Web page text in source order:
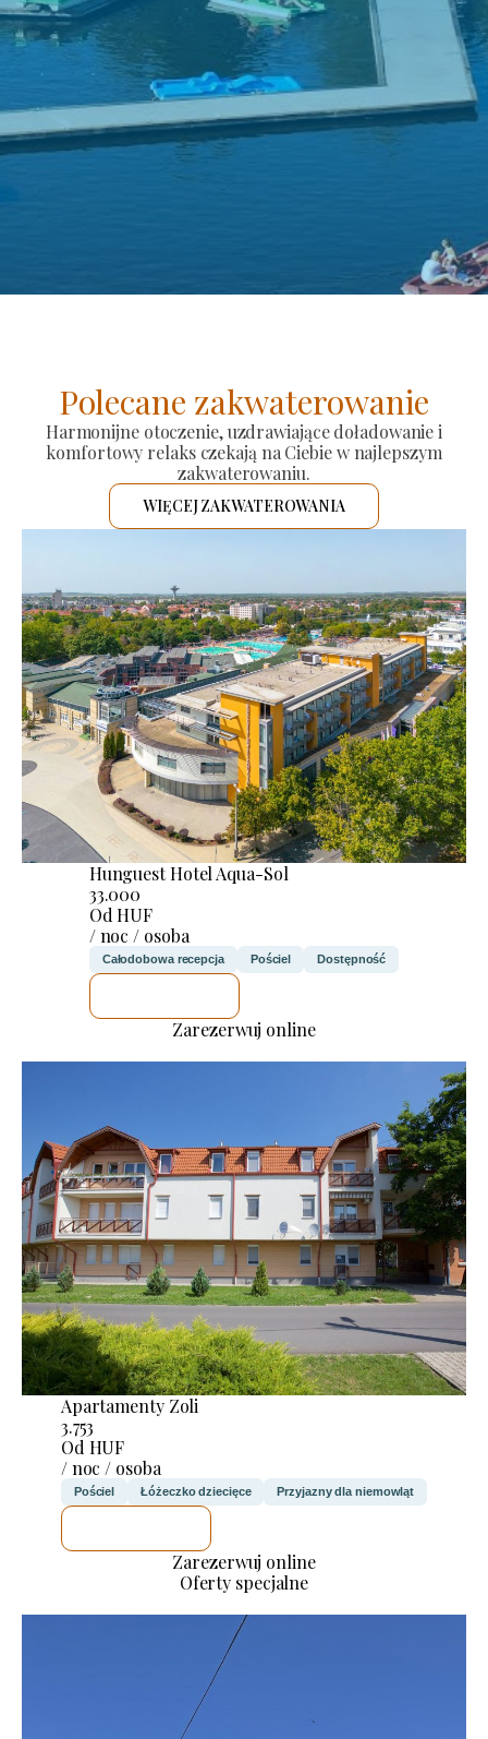
Polecane zakwaterowanie
Harmonijne otoczenie, uzdrawiające doładowanie i
komfortowy relaks czekają na Ciebie w najlepszym
zakwaterowaniu.
WIĘCEJ ZAKWATEROWANIA
Hunguest Hotel Aqua-Sol
33.000
Od HUF
/ noc / osoba
Całodobowa recepcja Pościel Dostępność
Zarezerwuj online
Apartamenty Zoli
3.753
Od HUF
/ noc / osoba
Pościel Łóżeczko dziecięce Przyjazny dla niemowląt
Zarezerwuj online
Oferty specjalne